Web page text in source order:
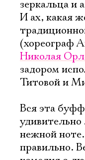
зеркальца и
И ах, какая
(хореограф
Николая
задором
Титовой и
Вся эта
нежной
правильно.